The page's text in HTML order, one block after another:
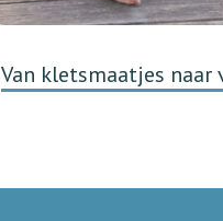
Van kletsmaatjes naar